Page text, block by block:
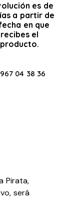
es de
a partir de
en que
recibes el
producto.
967 04 38 36
Pirata,
será